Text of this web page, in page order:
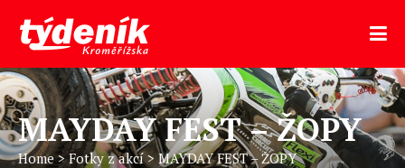
MAYDAY FEST – ŽOPY
Home>Fotky z akcí> MAYDAY FEST – ŽOPY